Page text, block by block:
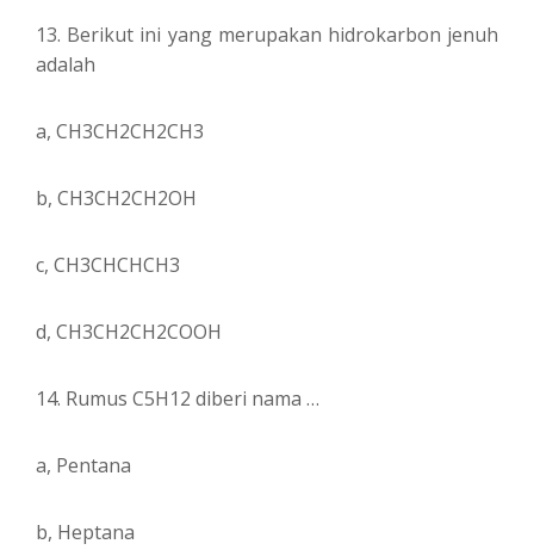
13. Berikut ini yang merupakan hidrokarbon jenuh
adalah
a, CH3CH2CH2CH3
b, CH3CH2CH2OH
c, CH3CHCHCH3
d, CH3CH2CH2COOH
14. Rumus C5H12 diberi nama …
a, Pentana
b, Heptana